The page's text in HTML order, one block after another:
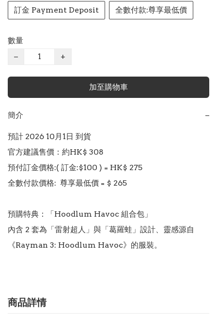
訂金 Payment Deposit
全數付款:尊享最低價
數量
−
+
加至購物車
簡介 −
預計 2026 10月1日 到貨
官方建議售價：約HK$ 308
預付訂金價格:( 訂金:$100 ) = HK$ 275
全數付款價格:  尊享最低價 = $ 265
預購特典：「Hoodlum Havoc 組合包」
內含 2 套為「雷射超人」與「葛羅蛙」設計、靈感源自
《Rayman 3: Hoodlum Havoc》的服裝。
商品詳情